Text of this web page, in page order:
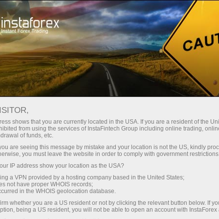
akaun segera Platform dagangan
Pedagang
Baru
Untuk Pelabur
Untuk Rakan
Niaga
5082655 - fxsystem 5082655
Buka akaun demo
PAMM
EQUITY
41010.50
TOTAL
shows that you are currently located in the USA. If you are a resident of the
from using the services of InstaFintech Group including online trading,
of funds, etc.
are seeing this message by mistake and your location is not the US, kindly
you must leave the website in order to comply with government
IP address show your location as the USA?
a VPN provided by a hosting company based in the United States;
not have proper WHOIS records;
in the WHOIS geolocation database.
whether you are a US resident or not by clicking the relevant button below. If
being a US resident, you will not be able to open an account with InstaForex